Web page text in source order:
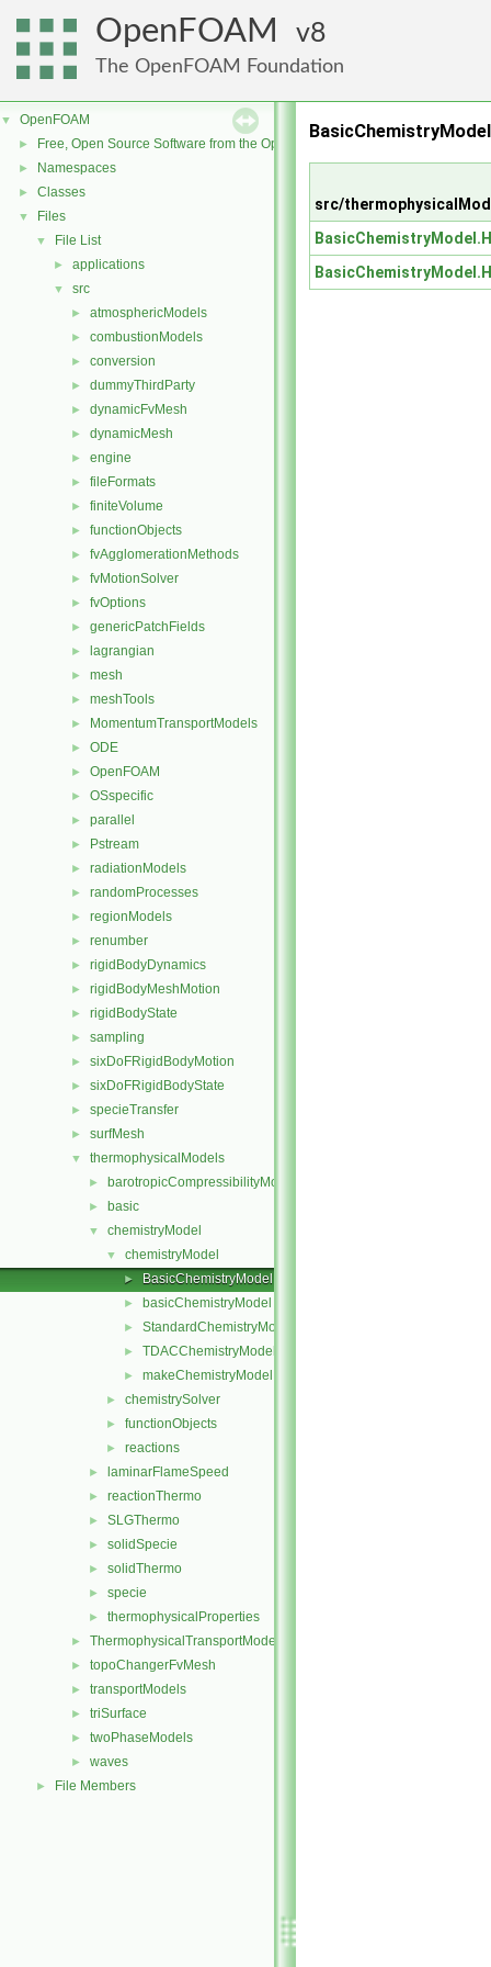
OpenFOAM 8
The OpenFOAM Foundation
▼ OpenFOAM
► Free, Open Source Software from the OpenFOAM Foundation
► Namespaces
► Classes
▼ Files
▼ File List
► applications
▼ src
► atmosphericModels
► combustionModels
► conversion
► dummyThirdParty
► dynamicFvMesh
► dynamicMesh
► engine
► fileFormats
► finiteVolume
► functionObjects
► fvAgglomerationMethods
► fvMotionSolver
► fvOptions
► genericPatchFields
► lagrangian
► mesh
► meshTools
► MomentumTransportModels
► ODE
► OpenFOAM
► OSspecific
► parallel
► Pstream
► radiationModels
► randomProcesses
► regionModels
► renumber
► rigidBodyDynamics
► rigidBodyMeshMotion
► rigidBodyState
► sampling
► sixDoFRigidBodyMotion
► sixDoFRigidBodyState
► specieTransfer
► surfMesh
▼ thermophysicalModels
► barotropicCompressibilityModel
► basic
▼ chemistryModel
▼ chemistryModel
► BasicChemistryModel
► basicChemistryModel
► StandardChemistryModel
► TDACChemistryModel
► makeChemistryModel.H
► chemistrySolver
► functionObjects
► reactions
► laminarFlameSpeed
► reactionThermo
► SLGThermo
► solidSpecie
► solidThermo
► specie
► thermophysicalProperties
► ThermophysicalTransportModels
► topoChangerFvMesh
► transportModels
► triSurface
► twoPhaseModels
► waves
► File Members
src/
BasicChemistryModel.H
BasicChemistryModel.H